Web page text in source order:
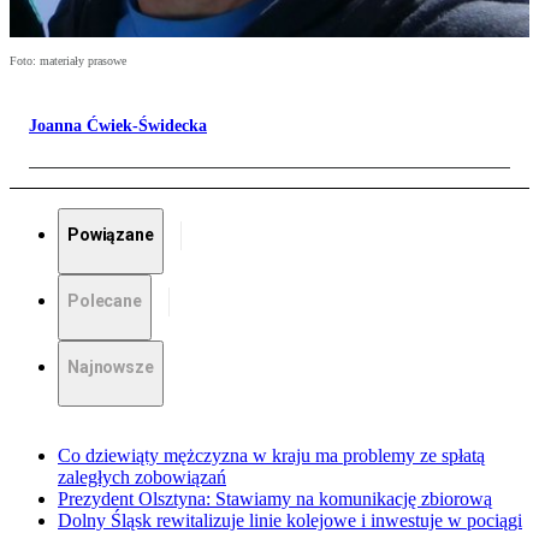
Foto: materiały prasowe
Joanna Ćwiek-Świdecka
Powiązane
Polecane
Najnowsze
Co dziewiąty mężczyzna w kraju ma problemy ze spłatą
zaległych zobowiązań
Prezydent Olsztyna: Stawiamy na komunikację zbiorową
Dolny Śląsk rewitalizuje linie kolejowe i inwestuje w pociągi